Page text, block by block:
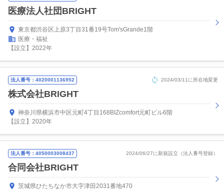
医療法人社団BRIGHT
東京都渋谷区上原3丁目31番19号Tom'sGrande1階
医療・福祉
【設立】2022年
法人番号：4020001136952 2024/03/11に所在地変更
株式会社BRIGHT
神奈川県横浜市中区元町4丁目168BIZcomfort元町ビル6階
【設立】2020年
法人番号：4050003008437 2024/06/27に新規設立（法人番号登録）
合同会社BRIGHT
茨城県ひたちなか市大字津田2031番地470